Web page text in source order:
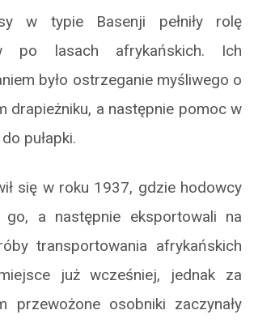
w typie Basenji pełniły rolę
po lasach afrykańskich. Ich
było ostrzeganie myśliwego o
drapieżniku, a następnie pomoc w
pułapki.
się w roku 1937, gdzie hodowcy
go, a następnie eksportowali na
transportowania afrykańskich
już wcześniej, jednak za
przewożone osobniki zaczynały